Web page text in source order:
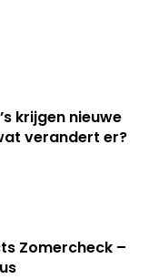
krijgen nieuwe
verandert er?
Zomercheck –